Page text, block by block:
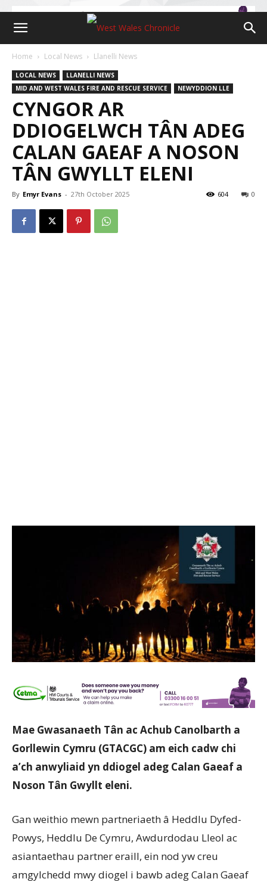
Home Local News Llanelli News
LOCAL NEWS
LLANELLI NEWS
MID AND WEST WALES FIRE AND RESCUE SERVICE
NEWYDDION LLE
CYNGOR AR
DDIOGELWCH TÂN ADEG
CALAN GAEAF A NOSON
TÂN GWYLLT ELENI
By Emyr Evans - 27th October 2025 0
604
Mae Gwasanaeth Tân ac Achub Canolbarth a
Gorllewin Cymru (GTACGC) am eich cadw chi
a’ch anwyliaid yn ddiogel adeg Calan Gaeaf a
Noson Tân Gwyllt eleni.
Gan weithio mewn partneriaeth â Heddlu Dyfed-
Powys, Heddlu De Cymru, Awdurdodau Lleol ac
asiantaethau partner eraill, ein nod yw creu
amgylchedd mwy diogel i bawb adeg Calan Gaeaf